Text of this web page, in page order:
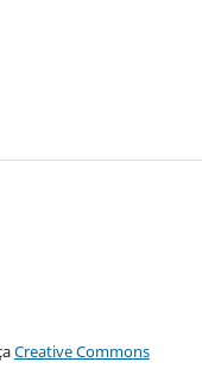
Creative Commons